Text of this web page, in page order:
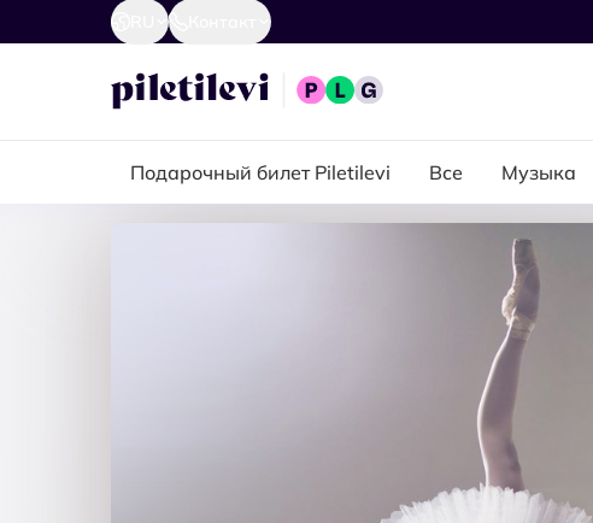
Подарочный билет Piletilevi Все Музыка